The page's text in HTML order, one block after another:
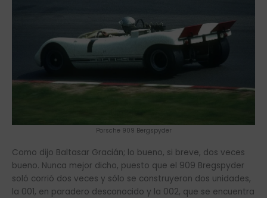
Porsche 909 Bergspyder
Como dijo Baltasar Gracián; lo bueno, si breve, dos veces
bueno. Nunca mejor dicho, puesto que el 909 Bregspyder
soló corrió dos veces y sólo se construyeron dos unidades,
la 001, en paradero desconocido y la 002, que se encuentra